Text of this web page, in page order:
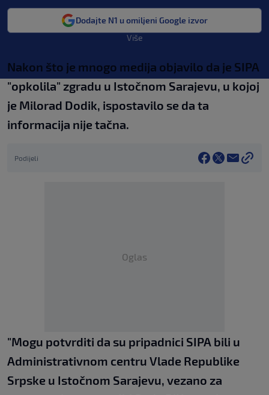
Dodajte N1 u omiljeni Google izvor
Više
Nakon što je mnogo medija objavilo da je SIPA
"opkolila" zgradu u Istočnom Sarajevu, u kojoj
je Milorad Dodik, ispostavilo se da ta
informacija nije tačna.
Podijeli
Oglas
"Mogu potvrditi da su pripadnici SIPA bili u
Administrativnom centru Vlade Republike
Srpske u Istočnom Sarajevu, vezano za